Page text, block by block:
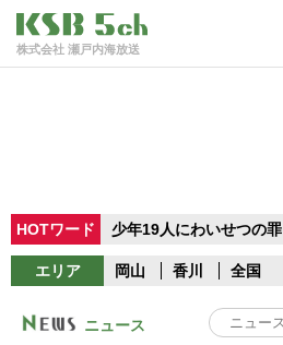
株式会社 瀬戸内海放送
HOTワード 少年19人にわいせつの罪
エリア 岡山 香川 全国
ニュース